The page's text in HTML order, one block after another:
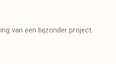
van een bijzonder project.